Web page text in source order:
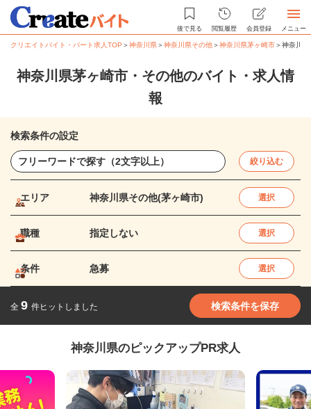
後で見る 閲覧履歴 会員登録 メニュー
クリエイトバイト・パート求人TOP ＞神奈川県＞神奈川県その他＞神奈川県茅ヶ崎市＞神奈川
神奈川県茅ヶ崎市・その他のバイト・求人情
報
検索条件の設定
絞り込む
エリア 神奈川県その他(茅ヶ崎市) 選択
職種 指定しない 選択
条件 急募 選択
全 9 件ヒットしました 検索条件を保存
神奈川県のピックアップPR求人